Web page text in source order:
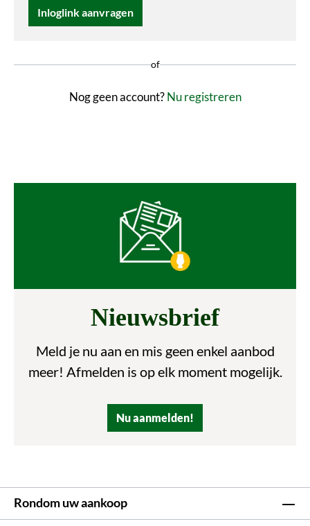
Inloglink aanvragen
of
Nog geen account?Nu registreren
Nieuwsbrief
Meld je nu aan en mis geen enkel aanbod
meer! Afmelden is op elk moment mogelijk.
Nu aanmelden!
Rondom uw aankoop